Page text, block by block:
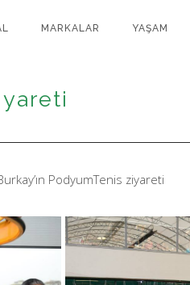
MARKALAR YAŞAM
PodyumTenis ziyareti